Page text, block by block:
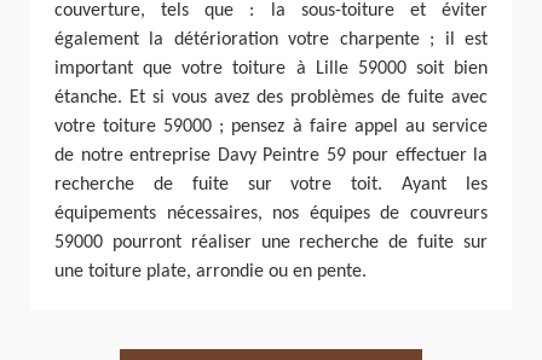
couverture, tels que : la sous-toiture et éviter
également la détérioration votre charpente ; il est
important que votre toiture à Lille 59000 soit bien
étanche. Et si vous avez des problèmes de fuite avec
votre toiture 59000 ; pensez à faire appel au service
de notre entreprise Davy Peintre 59 pour effectuer la
recherche de fuite sur votre toit. Ayant les
équipements nécessaires, nos équipes de couvreurs
59000 pourront réaliser une recherche de fuite sur
une toiture plate, arrondie ou en pente.